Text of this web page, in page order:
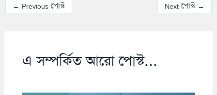
← Previous পোস্ট Next পোস্ট →
এ সম্পর্কিত আরো পোস্ট...